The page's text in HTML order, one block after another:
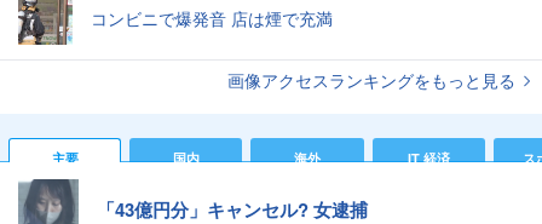
コンビニで爆発音 店は煙で充満
画像アクセスランキングをもっと見る
主要 国内 海外 IT 経済 ス
「43億円分」キャンセル? 女逮捕